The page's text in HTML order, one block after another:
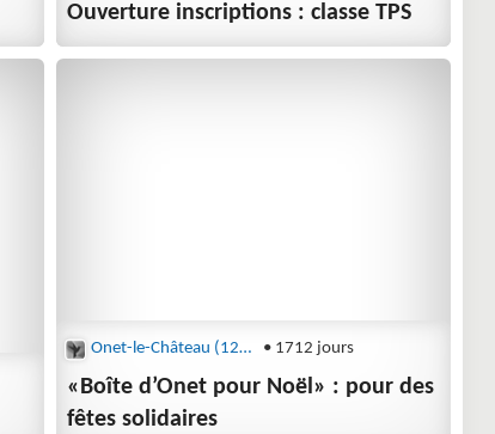
Ouverture inscriptions : classe TPS
Onet-le-Château (12850) • 1712 jours
«Boîte d’Onet pour Noël» : pour des
fêtes solidaires